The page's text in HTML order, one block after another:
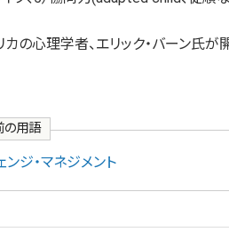
カの心理学者、エリック・バーン氏が
の用語
ンジ・マネジメント